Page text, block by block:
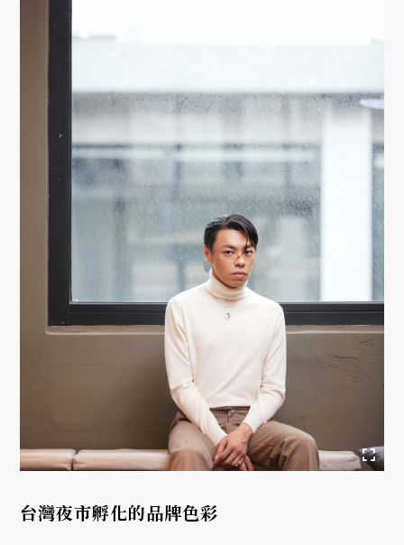
台灣夜市孵化的品牌色彩